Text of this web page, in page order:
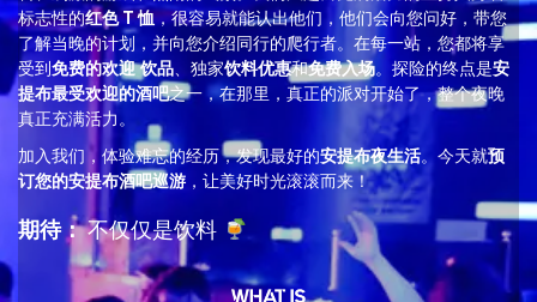
标志性的红色 T 恤，很容易就能认出他们，他们会向您问好，带您
了解当晚的计划，并向您介绍同行的爬行者。在每一站，您都将享
受到免费的欢迎 饮品 、独家饮料优惠和免费入场。探险的终点是安
提布最受欢迎的酒吧之一，在那里，真正的派对开始了，整个夜晚
真正充满活力。
加入我们，体验难忘的经历，发现最好的安提布夜生活。今天就预
订您的安提布酒吧巡游 ，让美好时光滚滚而来！
期待：不仅仅是饮料